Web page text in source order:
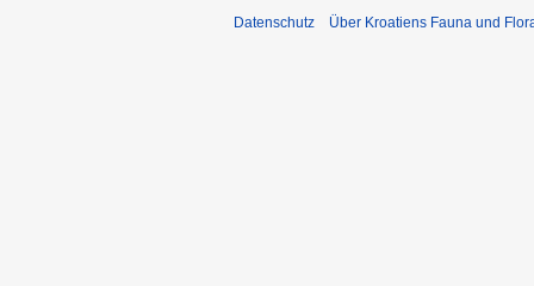
Datenschutz Über Kroatiens Fauna und